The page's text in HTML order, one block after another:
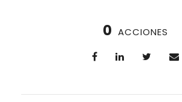
0 ACCIONES